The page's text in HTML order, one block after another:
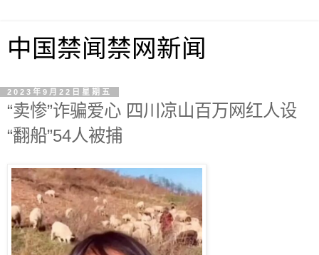
中国禁闻禁网新闻
2023年9月22日星期五
“卖惨”诈骗爱心 四川凉山百万网红人设
“翻船”54人被捕